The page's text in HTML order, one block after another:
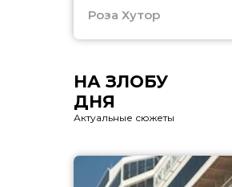
Роза Хутор
НА ЗЛОБУ
ДНЯ
Актуальные сюжеты